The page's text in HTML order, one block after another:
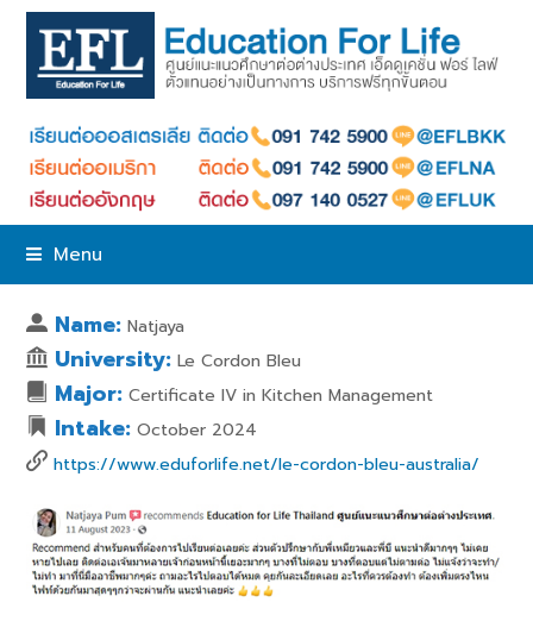
Menu
Name: Natjaya
University: Le Cordon Bleu
Major: Certificate IV in Kitchen Management
Intake: October 2024
https://www.eduforlife.net/le-cordon-bleu-australia/